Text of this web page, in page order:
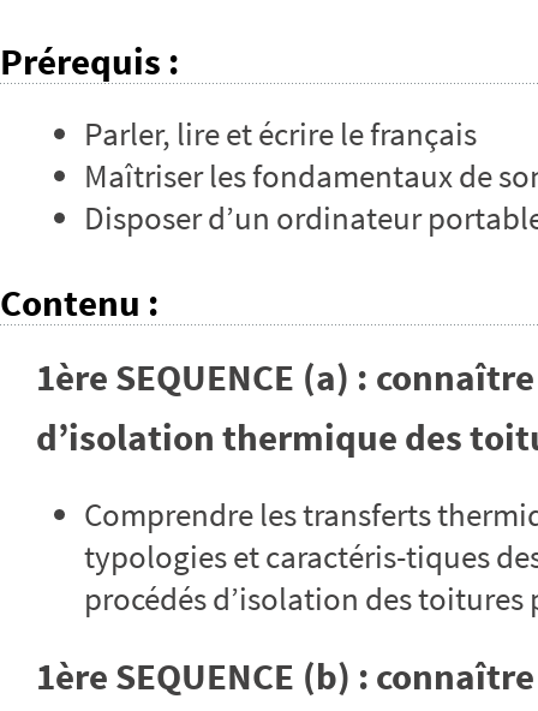
Prérequis :
Parler, lire et écrire le français
Maîtriser les fondamentaux de
Disposer d’un ordinateur
Contenu :
1ère SEQUENCE (a) :
d’isolation thermique des
Comprendre les transferts
typologies et caractéris-tiques
procédés d’isolation des toitures
1ère SEQUENCE (b) :